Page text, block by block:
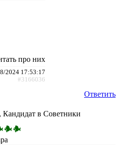
про них
2024 17:53:17
#3166036
Ответить
в Советники